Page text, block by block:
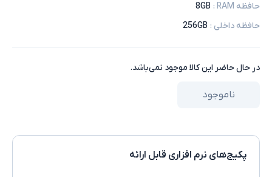
حافظه RAM
:
8GB
حافظه داخلی :
256GB
در حال حاضر این کالا موجود نمی‌باشد.
ناموجود
پکیج‌های نرم افزاری قابل ارائه